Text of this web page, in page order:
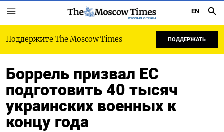
РУССКАЯ СЛУЖБА
EN
Поддержите The Moscow Times ПОДДЕРЖАТЬ
Боррель призвал ЕС
подготовить 40 тысяч
украинских военных к
концу года